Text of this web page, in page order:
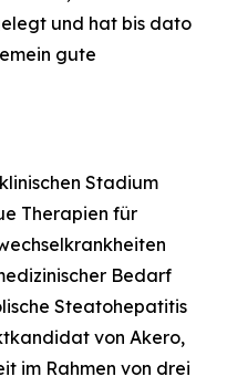
und hat bis dato
gute
Stadium
Therapien für
Bedarf
Steatohepatitis
von Akero,
im Rahmen von drei